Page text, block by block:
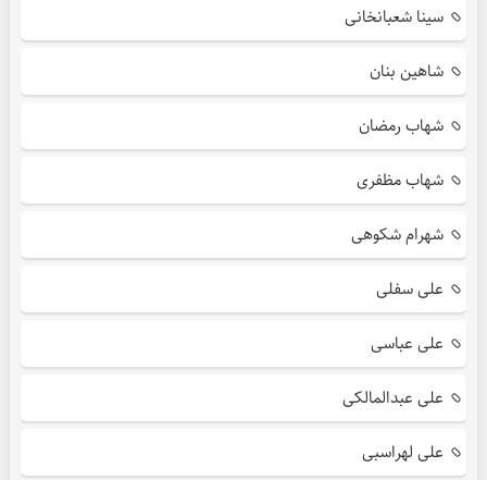
سینا شعبانخانی
شاهین بنان
شهاب رمضان
شهاب مظفری
شهرام شکوهی
علی سفلی
علی عباسی
علی عبدالمالکی
علی لهراسبی